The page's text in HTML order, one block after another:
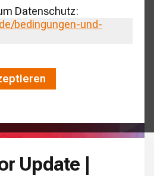
Datenschutz:
bedingungen-und-
Update |